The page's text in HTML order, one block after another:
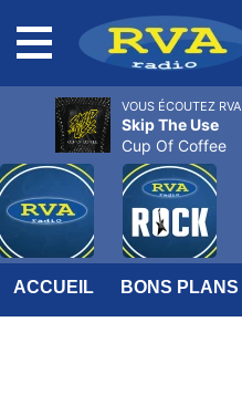
ACCUEIL BONS PLANS
VOUS ÉCOUTEZ RVA
Skip The Use
Cup Of Coffee